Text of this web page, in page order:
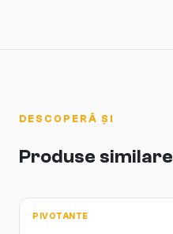
DESCOPERĂ ȘI
Produse similare
PIVOTANTE